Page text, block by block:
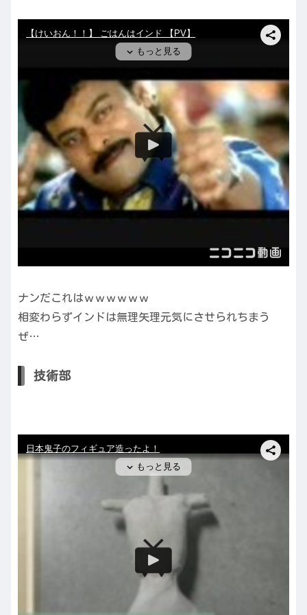
ナンだこれはｗｗｗｗｗｗ
相変わらずインドは無理矢理元気にさせられちまう
ぜ…
技術部